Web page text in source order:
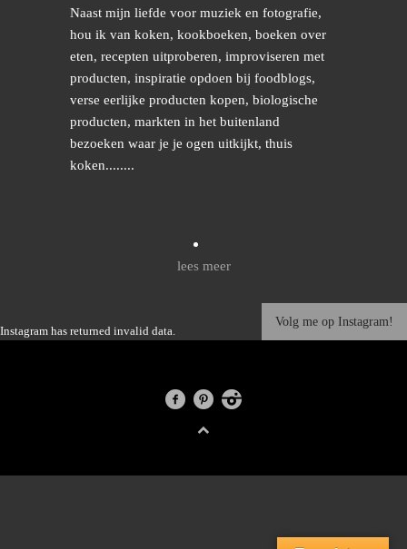
Naast mijn liefde voor muziek en fotografie,
hou ik van koken, kookboeken, boeken over
eten, recepten uitproberen, improviseren met
producten, inspiratie opdoen bij foodblogs,
verse eerlijke producten kopen, biologische
producten, markten in het buitenland
bezoeken waar je je ogen uitkijkt, thuis
koken........
lees meer
Instagram has returned invalid data.
Volg me op Instagram!